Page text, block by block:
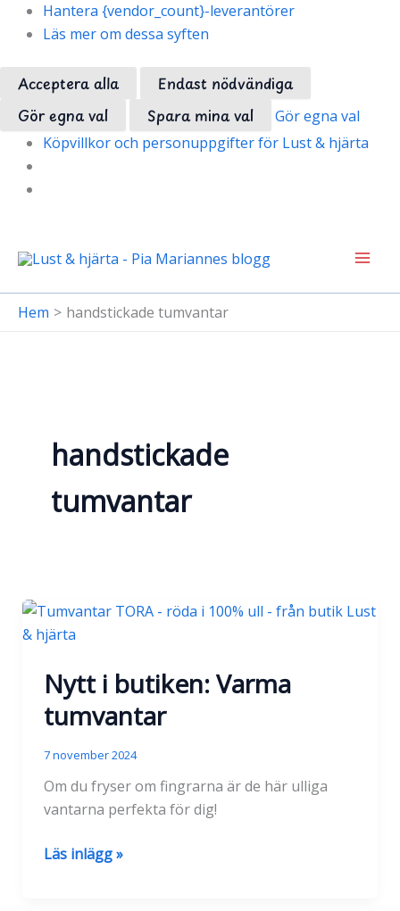
Hantera {vendor_count}-leverantörer
Läs mer om dessa syften
Acceptera alla
Endast nödvändiga
Gör egna val
Spara mina val
Gör egna val
Köpvillkor och personuppgifter för Lust & hjärta
Hem
handstickade tumvantar
handstickade
tumvantar
Nytt i butiken: Varma
tumvantar
7 november 2024
Om du fryser om fingrarna är de här ulliga
vantarna perfekta för dig!
Nytt
Läs inlägg »